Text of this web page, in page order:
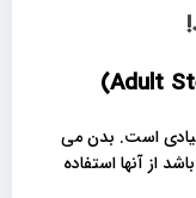
Adult
)
است. بدن می
از آنها استفاده